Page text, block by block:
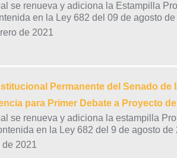
se renueva y adiciona la Estampilla
en la Ley 682 del 09 de agosto de
de 2021
Permanente del Senado de
para Primer Debate a Proyecto
se renueva y adiciona la estampilla
en la Ley 682 del 9 de agosto de
de 2021